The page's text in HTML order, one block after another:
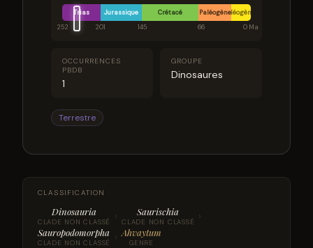
Trias Jurassique Crétacé PaléogèneNéogène
252
201 145 66 0 Ma
OCCURRENCES
PBDB
1
GROUPE
Dinosaures
Terrestre
CLASSIFICATION
Dinosauria
CLADE NON CLASSÉ › Saurischia
CLADE NON CLASSÉ ›
Sauropodomorpha
CLADE NON CLASSÉ › Ahvaytum
GENRE